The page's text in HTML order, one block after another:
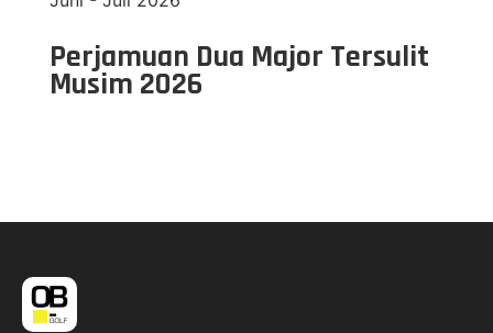
Perjamuan Dua Major Tersulit
Musim 2026